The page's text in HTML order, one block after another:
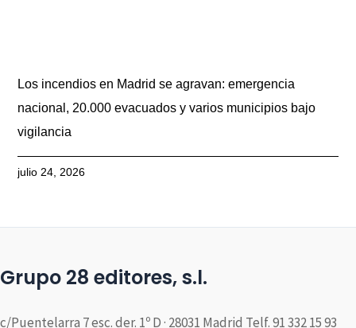
Los incendios en Madrid se agravan: emergencia
nacional, 20.000 evacuados y varios municipios bajo
vigilancia
julio 24, 2026
Grupo 28 editores, s.l.
c/Puentelarra 7 esc. der. 1º D · 28031 Madrid Telf. 91 332 15 93